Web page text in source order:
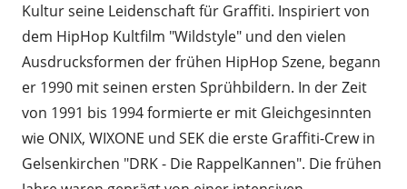
Kultur seine Leidenschaft für Graffiti. Inspiriert von
dem HipHop Kultfilm "Wildstyle" und den vielen
Ausdrucksformen der frühen HipHop Szene, begann
er 1990 mit seinen ersten Sprühbildern. In der Zeit
von 1991 bis 1994 formierte er mit Gleichgesinnten
wie ONIX, WIXONE und SEK die erste Graffiti-Crew in
Gelsenkirchen "DRK - Die RappelKannen". Die frühen